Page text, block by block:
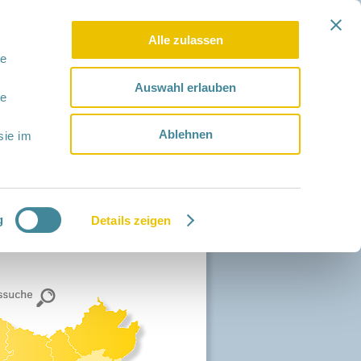
im
Details zeigen
Alle zulassen
Auswahl erlauben
Ablehnen